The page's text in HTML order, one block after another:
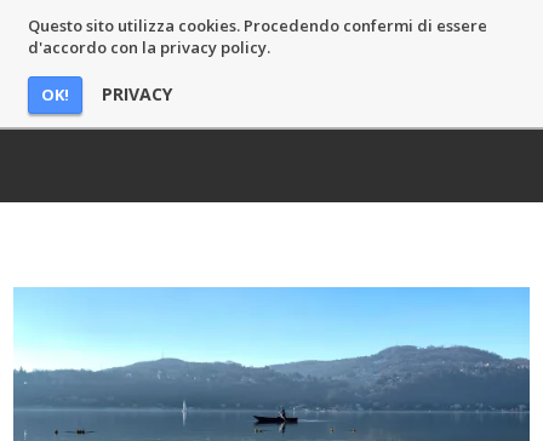
Questo sito utilizza cookies. Procedendo confermi di essere
d'accordo con la privacy policy.
OK! PRIVACY
MASSIMO CASTELLI